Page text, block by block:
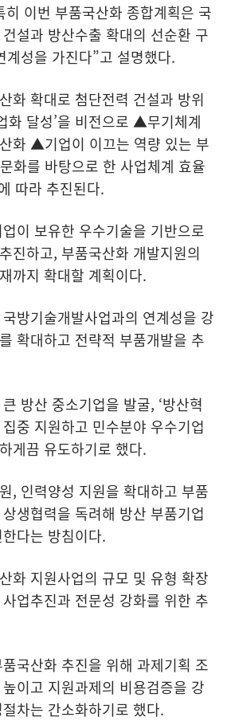
히 이번 부품국산화 종합계획은 국
설과 방산수출 확대의 선순환 구
계성을 가진다”고 설명했다.
화 확대로 첨단전력 건설과 방위
화 달성’을 비전으로 ▲무기체계
화 ▲기업이 이끄는 역량 있는 부
화를 바탕으로 한 사업체계 효율
따라 추진된다.
이 보유한 우수기술을 기반으로
진하고, 부품국산화 개발지원의
까지 확대할 계획이다.
방기술개발사업과의 연계성을 강
확대하고 전략적 부품개발을 추
방산 중소기업을 발굴, ‘방산혁
중 지원하고 민수분야 우수기업
게끔 유도하기로 했다.
, 인력양성 지원을 확대하고 부품
생협력을 독려해 방산 부품기업
다는 방침이다.
화 지원사업의 규모 및 유형 확장
업추진과 전문성 강화를 위한 추
국산화 추진을 위해 과제기획 조
이고 지원과제의 비용검증을 강
차는 간소화하기로 했다.